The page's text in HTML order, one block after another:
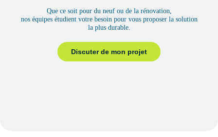
Que ce soit pour du neuf ou de la rénovation,
nos équipes étudient votre besoin pour vous proposer la solution
la plus durable.
Discuter de mon projet